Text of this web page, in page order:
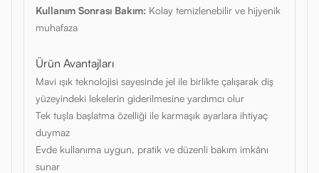
Kullanım Sonrası Bakım: Kolay temizlenebilir ve hijyenik
muhafaza
Ürün Avantajları
Mavi ışık teknolojisi sayesinde jel ile birlikte çalışarak diş
yüzeyindeki lekelerin giderilmesine yardımcı olur
Tek tuşla başlatma özelliği ile karmaşık ayarlara ihtiyaç
duymaz
Evde kullanıma uygun, pratik ve düzenli bakım imkânı
sunar